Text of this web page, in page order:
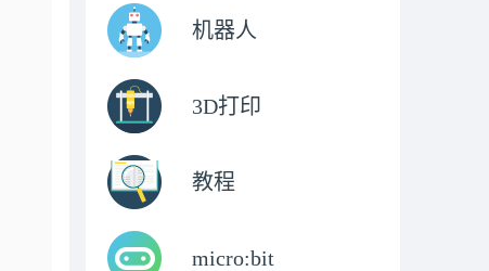
机器人
3D打印
教程
micro:bit